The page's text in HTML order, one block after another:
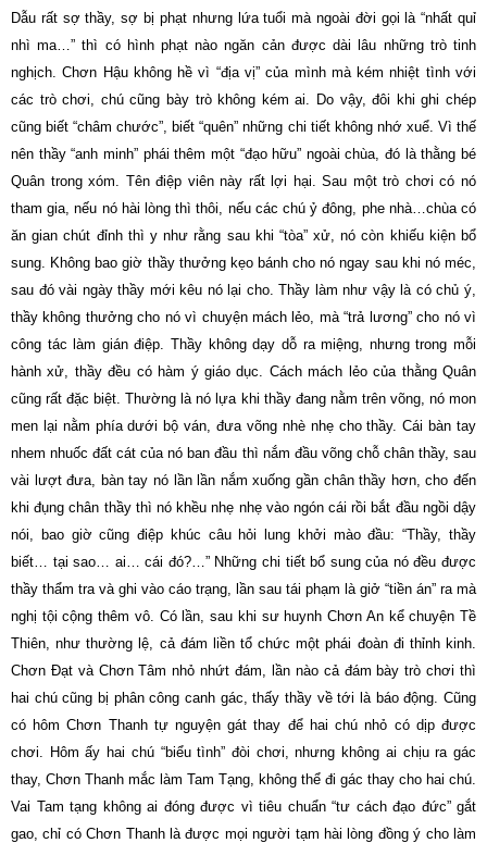
Dẫu rất sợ thầy, sợ bị phạt nhưng lứa tuổi mà ngoài đời gọi là “nhất quỉ
nhì ma…” thì có hình phạt nào ngăn cản được dài lâu những trò tinh
nghịch. Chơn Hậu không hề vì “địa vị” của mình mà kém nhiệt tình với
các trò chơi, chú cũng bày trò không kém ai. Do vậy, đôi khi ghi chép
cũng biết “châm chước”, biết “quên” những chi tiết không nhớ xuể. Vì thế
nên thầy “anh minh” phái thêm một “đạo hữu” ngoài chùa, đó là thằng bé
Quân trong xóm. Tên điệp viên này rất lợi hại. Sau một trò chơi có nó
tham gia, nếu nó hài lòng thì thôi, nếu các chú ỷ đông, phe nhà…chùa có
ăn gian chút đỉnh thì y như rằng sau khi “tòa” xử, nó còn khiếu kiện bổ
sung. Không bao giờ thầy thưởng kẹo bánh cho nó ngay sau khi nó méc,
sau đó vài ngày thầy mới kêu nó lại cho. Thầy làm như vậy là có chủ ý,
thầy không thưởng cho nó vì chuyện mách lẻo, mà “trả lương” cho nó vì
công tác làm gián điệp. Thầy không dạy dỗ ra miệng, nhưng trong mỗi
hành xử, thầy đều có hàm ý giáo dục. Cách mách lẻo của thằng Quân
cũng rất đặc biệt. Thường là nó lựa khi thầy đang nằm trên võng, nó mon
men lại nằm phía dưới bộ ván, đưa võng nhè nhẹ cho thầy. Cái bàn tay
nhem nhuốc đất cát của nó ban đầu thì nắm đầu võng chỗ chân thầy, sau
vài lượt đưa, bàn tay nó lần lần nắm xuống gần chân thầy hơn, cho đến
khi đụng chân thầy thì nó khều nhẹ nhẹ vào ngón cái rồi bắt đầu ngồi dậy
nói, bao giờ cũng điệp khúc câu hỏi lung khởi mào đầu: “Thầy, thầy
biết… tại sao… ai… cái đó?…” Những chi tiết bổ sung của nó đều được
thầy thẩm tra và ghi vào cáo trạng, lần sau tái phạm là giở “tiền án” ra mà
nghị tội cộng thêm vô. Có lần, sau khi sư huynh Chơn An kể chuyện Tề
Thiên, như thường lệ, cả đám liền tổ chức một phái đoàn đi thỉnh kinh.
Chơn Ðạt và Chơn Tâm nhỏ nhứt đám, lần nào cả đám bày trò chơi thì
hai chú cũng bị phân công canh gác, thấy thầy về tới là báo động. Cũng
có hôm Chơn Thanh tự nguyện gát thay để hai chú nhỏ có dịp được
chơi. Hôm ấy hai chú “biểu tình” đòi chơi, nhưng không ai chịu ra gác
thay, Chơn Thanh mắc làm Tam Tạng, không thể đi gác thay cho hai chú.
Vai Tam tạng không ai đóng được vì tiêu chuẩn “tư cách đạo đức” gắt
gao, chỉ có Chơn Thanh là được mọi người tạm hài lòng đồng ý cho làm